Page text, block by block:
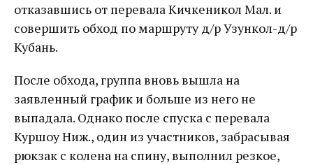
отказавшись от перевала Кичкеникол Мал. и
совершить обход по маршруту д/р Узункол-д/р
Кубань.
После обхода, группа вновь вышла на
заявленный график и больше из него не
выпадала. Однако после спуска с перевала
Куршоу Ниж., один из участников, забрасывая
рюкзак с колена на спину, выполнил резкое,